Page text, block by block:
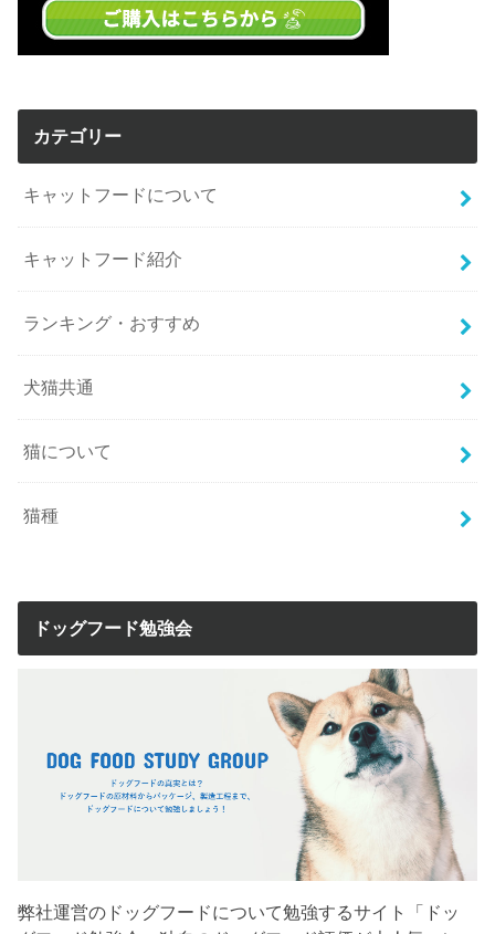
カテゴリー
キャットフードについて
キャットフード紹介
ランキング・おすすめ
犬猫共通
猫について
猫種
ドッグフード勉強会
弊社運営のドッグフードについて勉強するサイト「ドッ